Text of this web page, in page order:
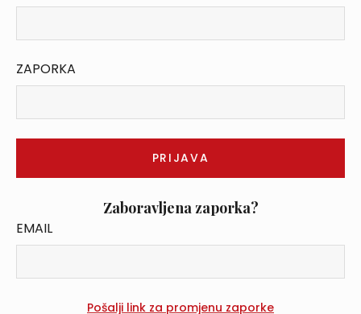
ZAPORKA
Zaboravljena zaporka?
EMAIL